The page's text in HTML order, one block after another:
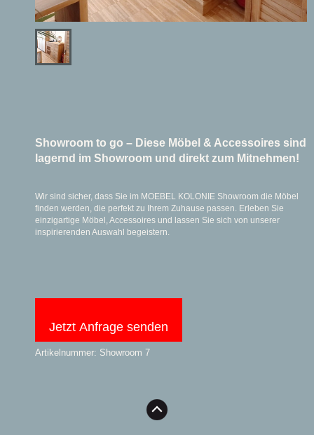
Showroom to go – Diese Möbel & Accessoires sind
lagernd im Showroom und direkt zum Mitnehmen!
Wir sind sicher, dass Sie im MOEBEL KOLONIE Showroom die Möbel
finden werden, die perfekt zu Ihrem Zuhause passen. Erleben Sie
einzigartige Möbel, Accessoires und lassen Sie sich von unserer
inspirierenden Auswahl begeistern.
Jetzt Anfrage senden
Artikelnummer: Showroom 7